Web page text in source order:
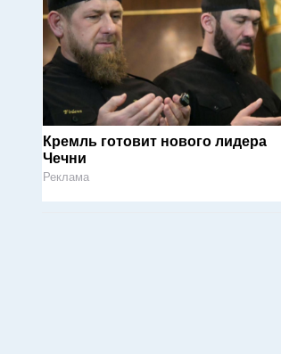
Кремль готовит нового лидера
Чечни
Реклама